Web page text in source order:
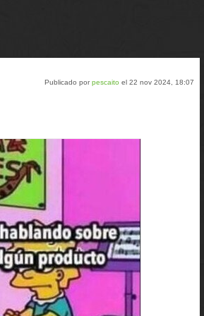
Publicado porpescaito el 22 nov 2024, 18:07